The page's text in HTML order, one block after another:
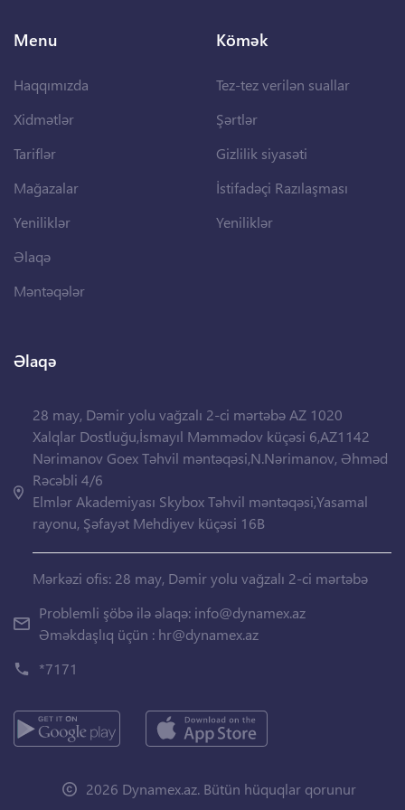
Menu
Haqqımızda
Xidmətlər
Tariflər
Mağazalar
Yeniliklər
Əlaqə
Məntəqələr
Kömək
Tez-tez verilən suallar
Şərtlər
Gizlilik siyasəti
İstifadəçi Razılaşması
Yeniliklər
Əlaqə
28 may, Dəmir yolu vağzalı 2-ci mərtəbə AZ 1020
Xalqlar Dostluğu,İsmayıl Məmmədov küçəsi 6,AZ1142
Nərimanov Goex Təhvil məntəqəsi,N.Nərimanov, Əhməd
Rəcəbli 4/6
Elmlər Akademiyası Skybox Təhvil məntəqəsi,Yasamal
rayonu, Şəfayət Mehdiyev küçəsi 16B
Mərkəzi ofis: 28 may, Dəmir yolu vağzalı 2-ci mərtəbə
Problemli şöbə ilə əlaqə: info@dynamex.az
Əməkdaşlıq üçün : hr@dynamex.az
*7171
2026 Dynamex.az. Bütün hüquqlar qorunur